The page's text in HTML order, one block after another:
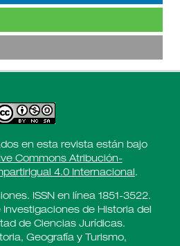
en esta revista están bajo
Commons Atribución-
4.0 Internacional .
ISSN en línea 1851-3522.
de Historia del
de Ciencias Jurídicas.
Geografía y Turismo,